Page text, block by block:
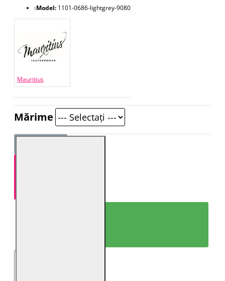
Model: 1101-0686-lightgrey-9080
Mauritius
Mărime